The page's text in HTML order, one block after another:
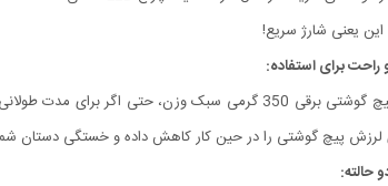
این یعنی شارژ سریع!
برای استفاده:
ست پیچ گوشتی برقی 350 گرمی سبک وزن، حتی
لرزش پیچ گوشتی را در حین کار کاهش داده و خستگی دستان شما
حالته: